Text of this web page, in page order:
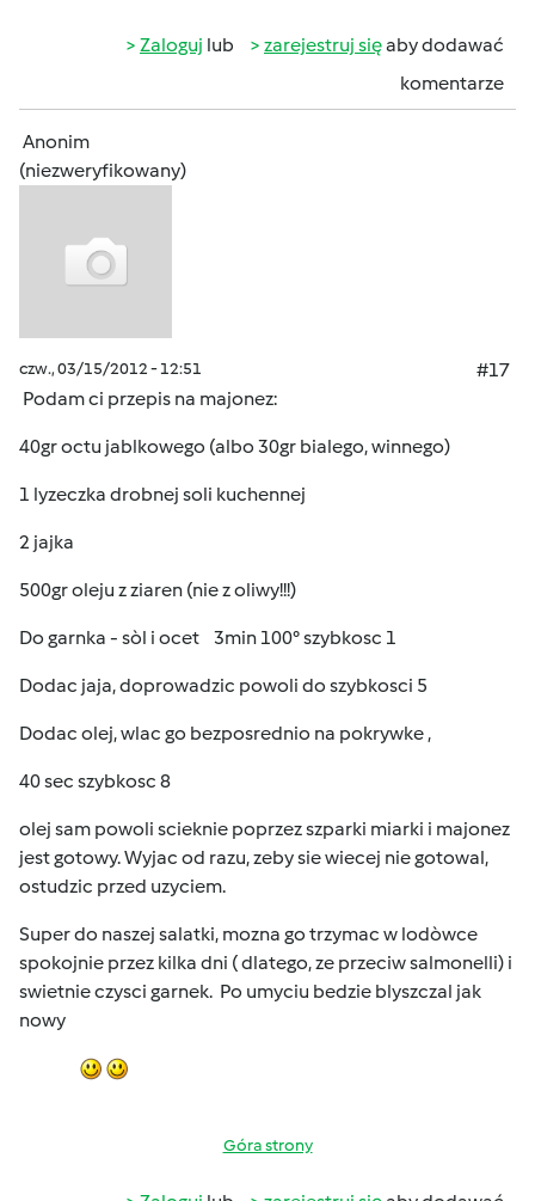
Zaloguj lub zarejestruj sięaby dodawać
komentarze
Anonim
(niezweryfikowany)
czw., 03/15/2012 - 12:51
#17
Podam ci przepis na majonez:
40gr octu jablkowego (albo 30gr bialego, winnego)
1 lyzeczka drobnej soli kuchennej
2 jajka
500gr oleju z ziaren (nie z oliwy!!!)
Do garnka - sòl i ocet 3min 100° szybkosc 1
Dodac jaja, doprowadzic powoli do szybkosci 5
Dodac olej, wlac go bezposrednio na pokrywke ,
40 sec szybkosc 8
olej sam powoli scieknie poprzez szparki miarki i majonez
jest gotowy. Wyjac od razu, zeby sie wiecej nie gotowal,
ostudzic przed uzyciem.
Super do naszej salatki, mozna go trzymac w lodòwce
spokojnie przez kilka dni ( dlatego, ze przeciw salmonelli) i
swietnie czysci garnek. Po umyciu bedzie blyszczal jak
nowy
Góra strony